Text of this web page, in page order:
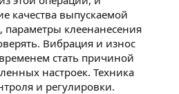
качества выпускаемой
параметры клеенанесения
Вибрация и износ
стать причиной
настроек. Техника
и регулировки.